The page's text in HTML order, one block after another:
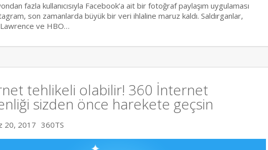
fazla kullanıcısıyla Facebook’a ait bir fotoğraf paylaşım uygulaması
son zamanlarda büyük bir veri ihlaline maruz kaldı. Saldırganlar,
ve HBO…
tehlikeli olabilir! 360 İnternet
sizden önce harekete geçsin
20, 2017 360TS